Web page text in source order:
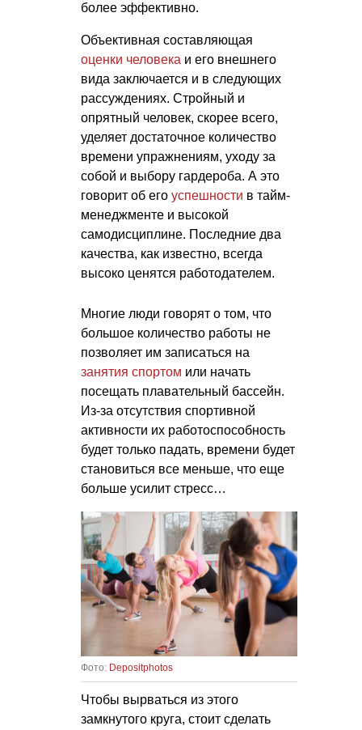
более эффективно.
Объективная составляющая
оценки человека и его внешнего
вида заключается и в следующих
рассуждениях. Стройный и
опрятный человек, скорее всего,
уделяет достаточное количество
времени упражнениям, уходу за
собой и выбору гардероба. А это
говорит об его успешности в тайм-
менеджменте и высокой
самодисциплине. Последние два
качества, как известно, всегда
высоко ценятся работодателем.
Многие люди говорят о том, что
большое количество работы не
позволяет им записаться на
занятия спортом или начать
посещать плавательный бассейн.
Из-за отсутствия спортивной
активности их работоспособность
будет только падать, времени будет
становиться все меньше, что еще
больше усилит стресс…
Фото: Depositphotos
Чтобы вырваться из этого
замкнутого круга, стоит сделать